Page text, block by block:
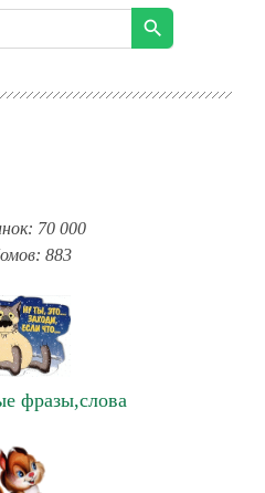
70 000
883
фразы,слова